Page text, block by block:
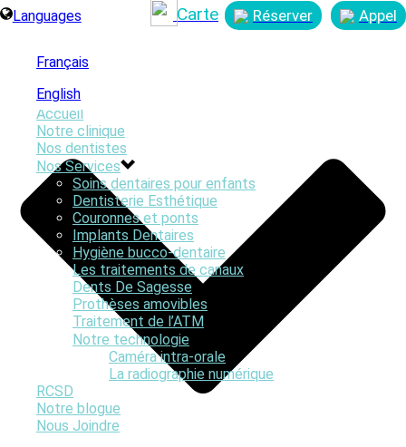
Carte Réserver Appel
Languages
Français
English
Accueil
Notre clinique
Nos dentistes
Nos Services
Soins dentaires pour enfants
Dentisterie Esthétique
Couronnes et ponts
Implants Dentaires
Hygiène bucco-dentaire
Les traitements de canaux
Dents De Sagesse
Prothèses amovibles
Traitement de l’ATM
Notre technologie
Caméra intra-orale
La radiographie numérique
RCSD
Notre blogue
Nous Joindre
Online Graphics
Posted mai 9, 2018